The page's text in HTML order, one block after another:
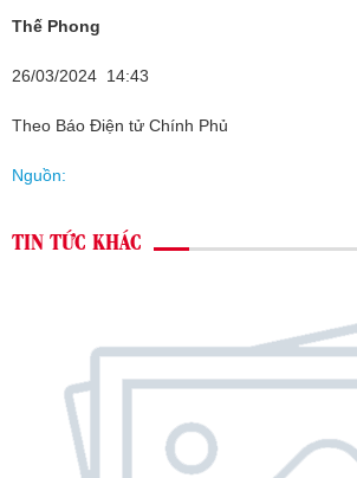
Thế Phong
26/03/2024 14:43
Theo Báo Điện tử Chính Phủ
Nguồn:
TIN TỨC KHÁC